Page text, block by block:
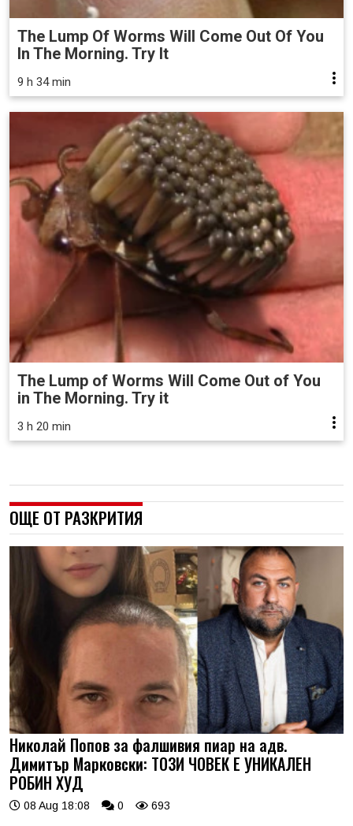
The Lump Of Worms Will Come Out Of You
In The Morning. Try It
9 h 34 min
The Lump of Worms Will Come Out of You
in The Morning. Try it
3 h 20 min
ОЩЕ ОТ РАЗКРИТИЯ
Николай Попов за фалшивия пиар на адв.
Димитър Марковски: ТОЗИ ЧОВЕК Е УНИКАЛЕН
РОБИН ХУД
08 Aug 18:08 0 693